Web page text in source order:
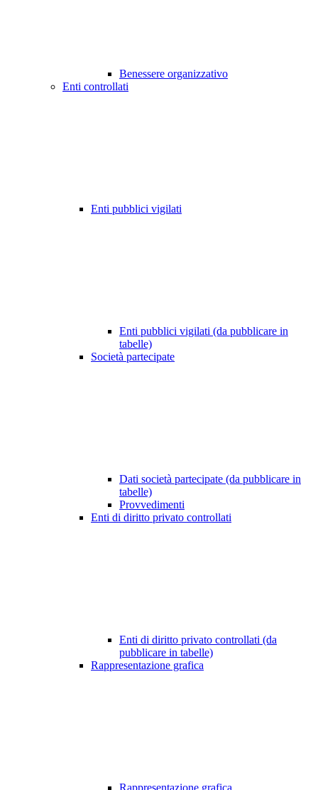
Benessere organizzativo
Enti controllati
Enti pubblici vigilati
Enti pubblici vigilati (da pubblicare in
tabelle)
Società partecipate
Dati società partecipate (da pubblicare in
tabelle)
Provvedimenti
Enti di diritto privato controllati
Enti di diritto privato controllati (da
pubblicare in tabelle)
Rappresentazione grafica